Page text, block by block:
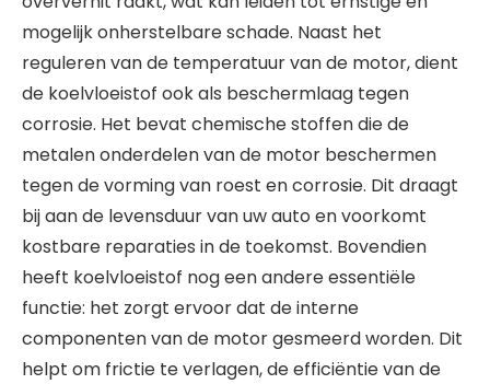
mogelijk onherstelbare schade. Naast het
reguleren van de temperatuur van de motor, dient
de koelvloeistof ook als beschermlaag tegen
corrosie. Het bevat chemische stoffen die de
metalen onderdelen van de motor beschermen
tegen de vorming van roest en corrosie. Dit draagt
bij aan de levensduur van uw auto en voorkomt
kostbare reparaties in de toekomst. Bovendien
heeft koelvloeistof nog een andere essentiële
functie: het zorgt ervoor dat de interne
componenten van de motor gesmeerd worden. Dit
helpt om frictie te verlagen, de efficiëntie van de